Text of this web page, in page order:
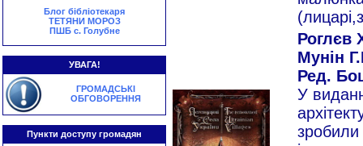
Блог бібліотекаря
ТЕТЯНИ МОРОЗ
ПШБ с. Голубне
УВАГА!
ГРОМАДСЬКІ
ОБГОВОРЕННЯ
Пункти доступу громадян
Роглєв
Мунін
Ред.
У
зробили